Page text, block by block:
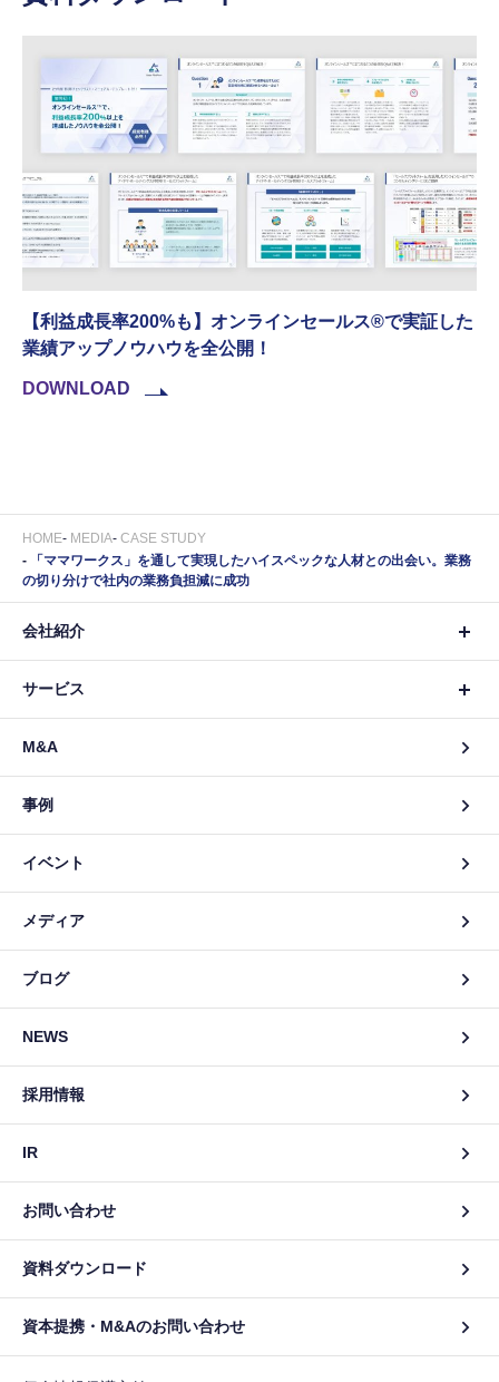
【利益成長率200%も】オンラインセールス®︎で実証した
業績アップノウハウを全公開！
DOWNLOAD
HOME MEDIA CASE STUDY
「ママワークス」を通して実現したハイスペックな人材との出会い。業務
の切り分けで社内の業務負担減に成功
会社紹介
サービス
M&A
事例
イベント
メディア
ブログ
NEWS
採用情報
IR
お問い合わせ
資料ダウンロード
資本提携・M&Aのお問い合わせ